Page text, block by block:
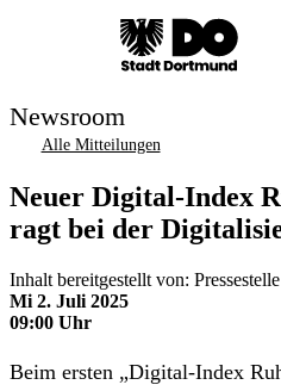
Newsroom
Alle Mitteilungen
Neuer Digital-Index
ragt bei der
Inhalt bereitgestellt von:
Mi 2. Juli 2025
09:00 Uhr
Beim ersten „Digital-Index